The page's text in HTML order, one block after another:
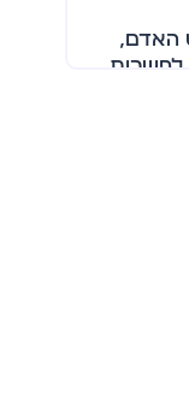
האדם,
לפשרות